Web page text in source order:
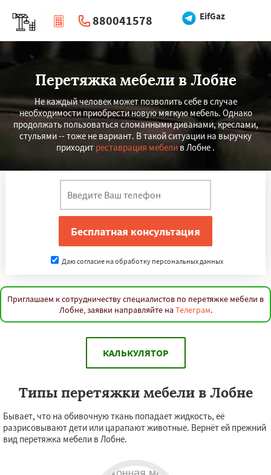
EifGaz
880041578
| Перезвоните мне
Перетяжка мебели в Лобне
Не каждый человек может позволить себе в случае
необходимости приобрести новую мягкую мебель. Однако
продолжать пользоваться сломанными диванами, креслами,
стульями -- тоже не вариант. В такой ситуации на выручку
приходит реставрация мебелив Лобне .
Даю согласие на обработку персональных данных
Приглашаем к сотрудничеству специалистов по перетяжке мебели в
Лобне, заявки направляйте на Телеграм.
КАЛЬКУЛЯТОР
Типы перетяжки мебели в Лобне
Бывает, что на обивочную ткань попадает жидкость, её
разрисовывают дети или царапают животные. Вернёт ей прежний
вид перетяжка мебели в Лобне.